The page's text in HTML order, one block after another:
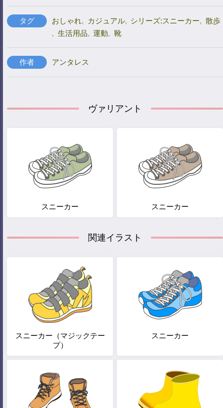
タグ おしゃれ, カジュアル, シリーズ:スニーカー, 散歩
, 生活用品, 運動, 靴
作者 アンタレス
ヴァリアント
スニーカー スニーカー
関連イラスト
スニーカー（マジックテー
プ）
スニーカー